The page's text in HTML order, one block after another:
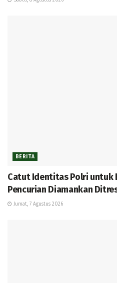
BERITA
Catut Identitas Polri untuk
Pencurian Diamankan
Jumat, 7 Agustus 2026